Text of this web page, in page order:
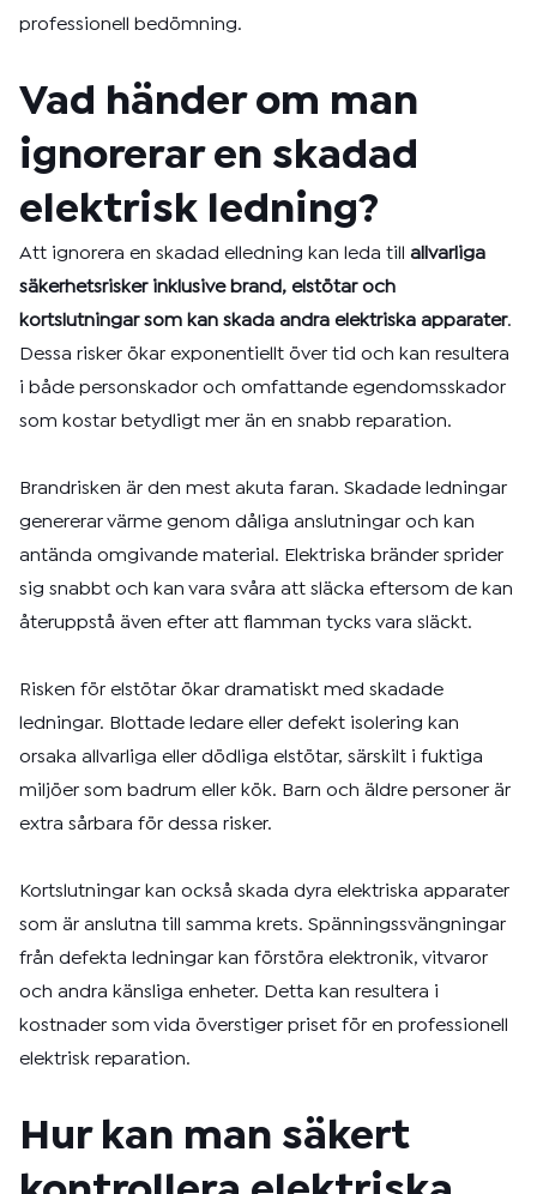
professionell bedömning.
Vad händer om man
ignorerar en skadad
elektrisk ledning?
Att ignorera en skadad elledning kan leda till allvarliga
säkerhetsrisker inklusive brand, elstötar och
kortslutningar som kan skada andra elektriska apparater.
Dessa risker ökar exponentiellt över tid och kan resultera
i både personskador och omfattande egendomsskador
som kostar betydligt mer än en snabb reparation.
Brandrisken är den mest akuta faran. Skadade ledningar
genererar värme genom dåliga anslutningar och kan
antända omgivande material. Elektriska bränder sprider
sig snabbt och kan vara svåra att släcka eftersom de kan
återuppstå även efter att flamman tycks vara släckt.
Risken för elstötar ökar dramatiskt med skadade
ledningar. Blottade ledare eller defekt isolering kan
orsaka allvarliga eller dödliga elstötar, särskilt i fuktiga
miljöer som badrum eller kök. Barn och äldre personer är
extra sårbara för dessa risker.
Kortslutningar kan också skada dyra elektriska apparater
som är anslutna till samma krets. Spänningssvängningar
från defekta ledningar kan förstöra elektronik, vitvaror
och andra känsliga enheter. Detta kan resultera i
kostnader som vida överstiger priset för en professionell
elektrisk reparation.
Hur kan man säkert